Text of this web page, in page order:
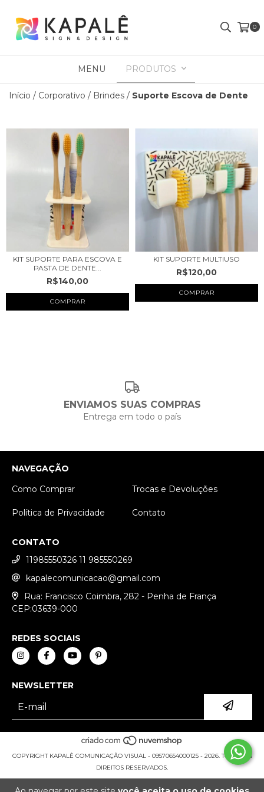
0
MENU PRODUTOS
Início / Corporativo / Brindes / Suporte Escova de Dente
KIT SUPORTE PARA ESCOVA E
PASTA DE DENTE...
R$140,00
COMPRAR
KIT SUPORTE MULTIUSO
R$120,00
COMPRAR
ENVIAMOS SUAS COMPRAS
Entrega em todo o país
NAVEGAÇÃO
Como Comprar
Trocas e Devoluções
Política de Privacidade Contato
CONTATO
11985550326 11 985550269
kapalecomunicacao@gmail.com
Rua: Francisco Coimbra, 282 - Penha de França
CEP:03639-000
REDES SOCIAIS
NEWSLETTER
COPYRIGHT KAPALÊ COMUNICAÇÃO VISUAL - 09570654000125 - 2026. TODOS OS
DIREITOS RESERVADOS.